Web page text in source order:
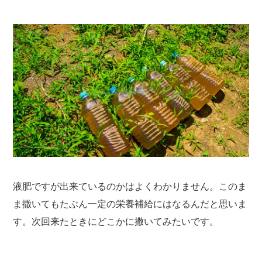
液肥ですが出来ているのかはよくわかりません。このま
ま撒いてもたぶん一定の栄養補給にはなるんだと思いま
す。次回来たときにどこかに撒いてみたいです。